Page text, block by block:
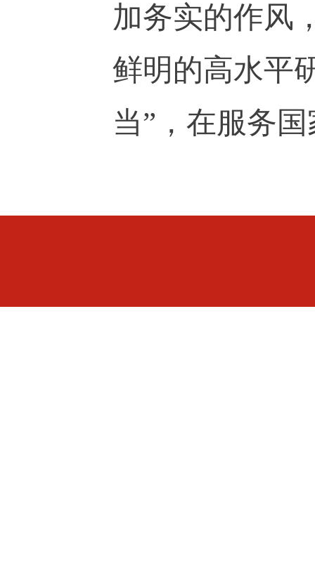
加务实的作风
鲜明的高水平
当”，在服务